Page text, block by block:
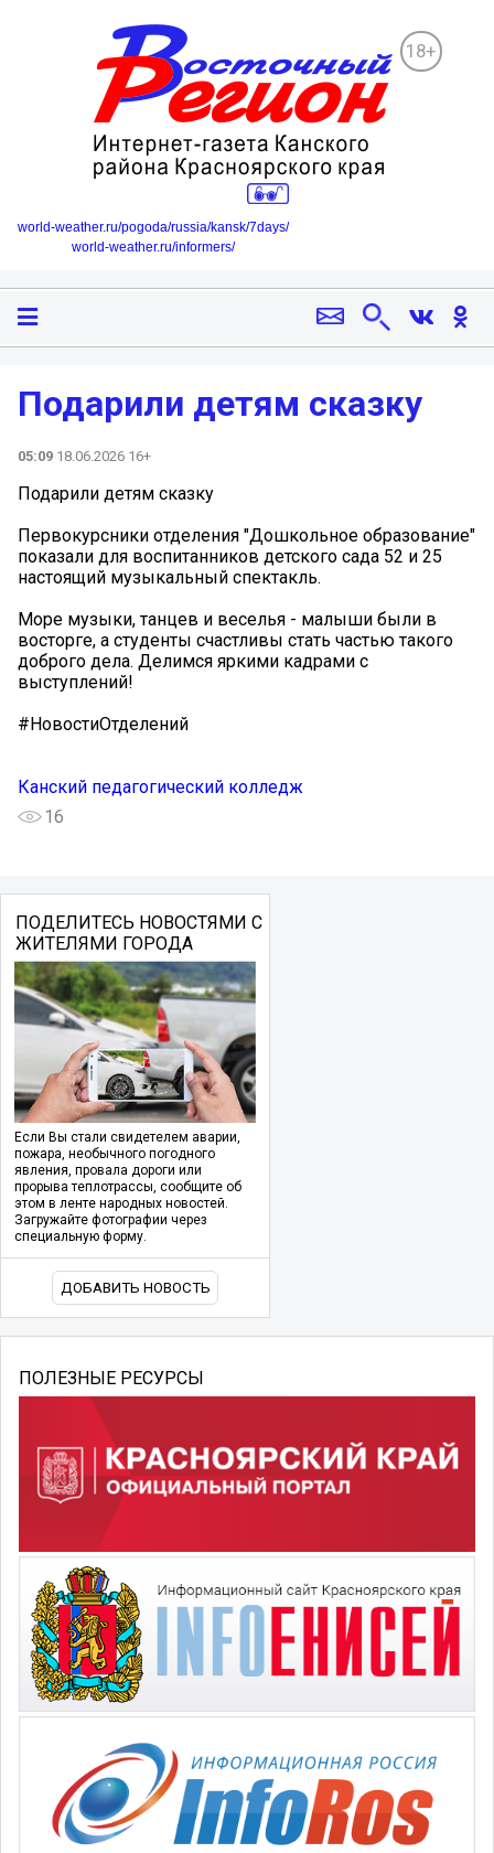
18+
world-weather.ru/pogoda/russia/kansk/7days/
world-weather.ru/informers/
Подарили детям сказку
05:09 18.06.2026 16+
Подарили детям сказку
Первокурсники отделения "Дошкольное образование"
показали для воспитанников детского сада 52 и 25
настоящий музыкальный спектакль.
Море музыки, танцев и веселья - малыши были в
восторге, а студенты счастливы стать частью такого
доброго дела. Делимся яркими кадрами с
выступлений!
#НовостиОтделений
Канский педагогический колледж
16
ПОДЕЛИТЕСЬ НОВОСТЯМИ С
ЖИТЕЛЯМИ ГОРОДА
Если Вы стали свидетелем аварии,
пожара, необычного погодного
явления, провала дороги или
прорыва теплотрассы, сообщите об
этом в ленте народных новостей.
Загружайте фотографии через
специальную форму.
ДОБАВИТЬ НОВОСТЬ
ПОЛЕЗНЫЕ РЕСУРСЫ